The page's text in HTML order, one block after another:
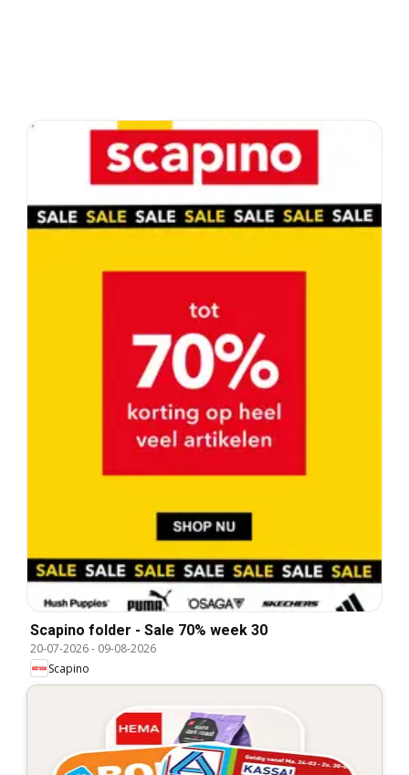
Scapino folder - Sale 70% week 30
20-07-2026- 09-08-2026
Scapino